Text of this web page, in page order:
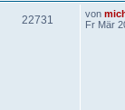
22731 von
Fr Mär